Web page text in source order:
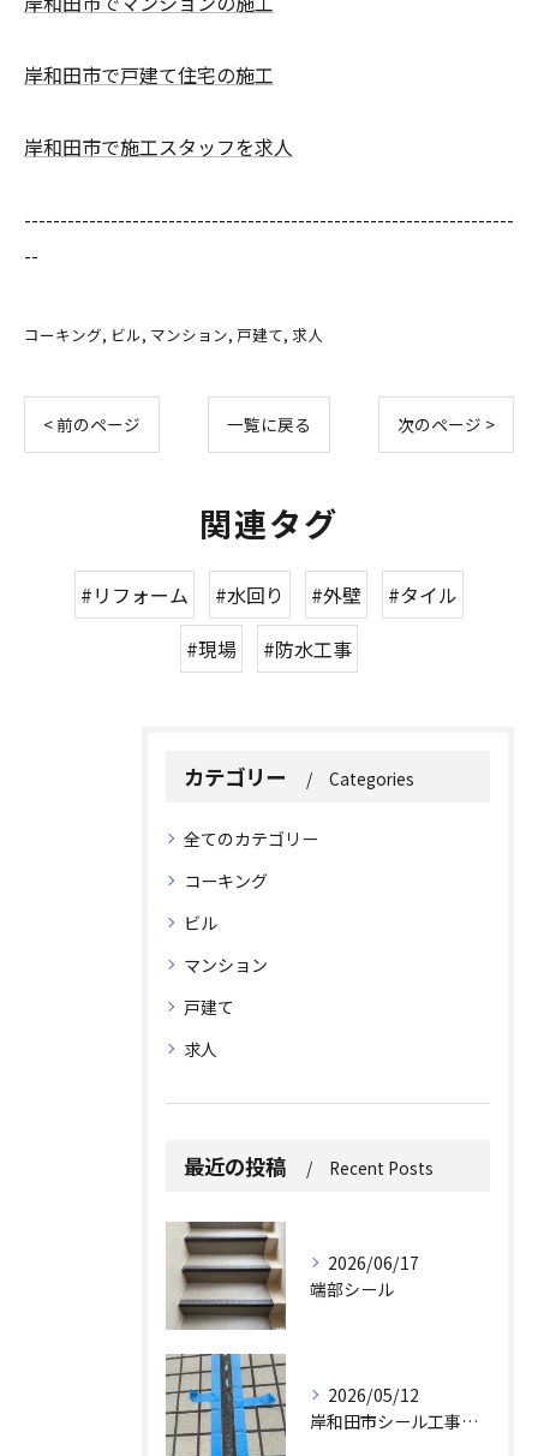
岸和田市で戸建て住宅の施工
岸和田市で施工スタッフを求人
--------------------------------------------------------------------
--
コーキング ビル マンション 戸建て 求人
< 前のページ 一覧に戻る 次のページ >
関連タグ
#リフォーム #水回り #外壁
#タイル
#現場
#防水工事
カテゴリー Categories
全てのカテゴリー
コーキング
ビル
マンション
戸建て
求人
最近の投稿 Recent Posts
2026/06/17
端部シール
2026/05/12
岸和田市シール工事求人